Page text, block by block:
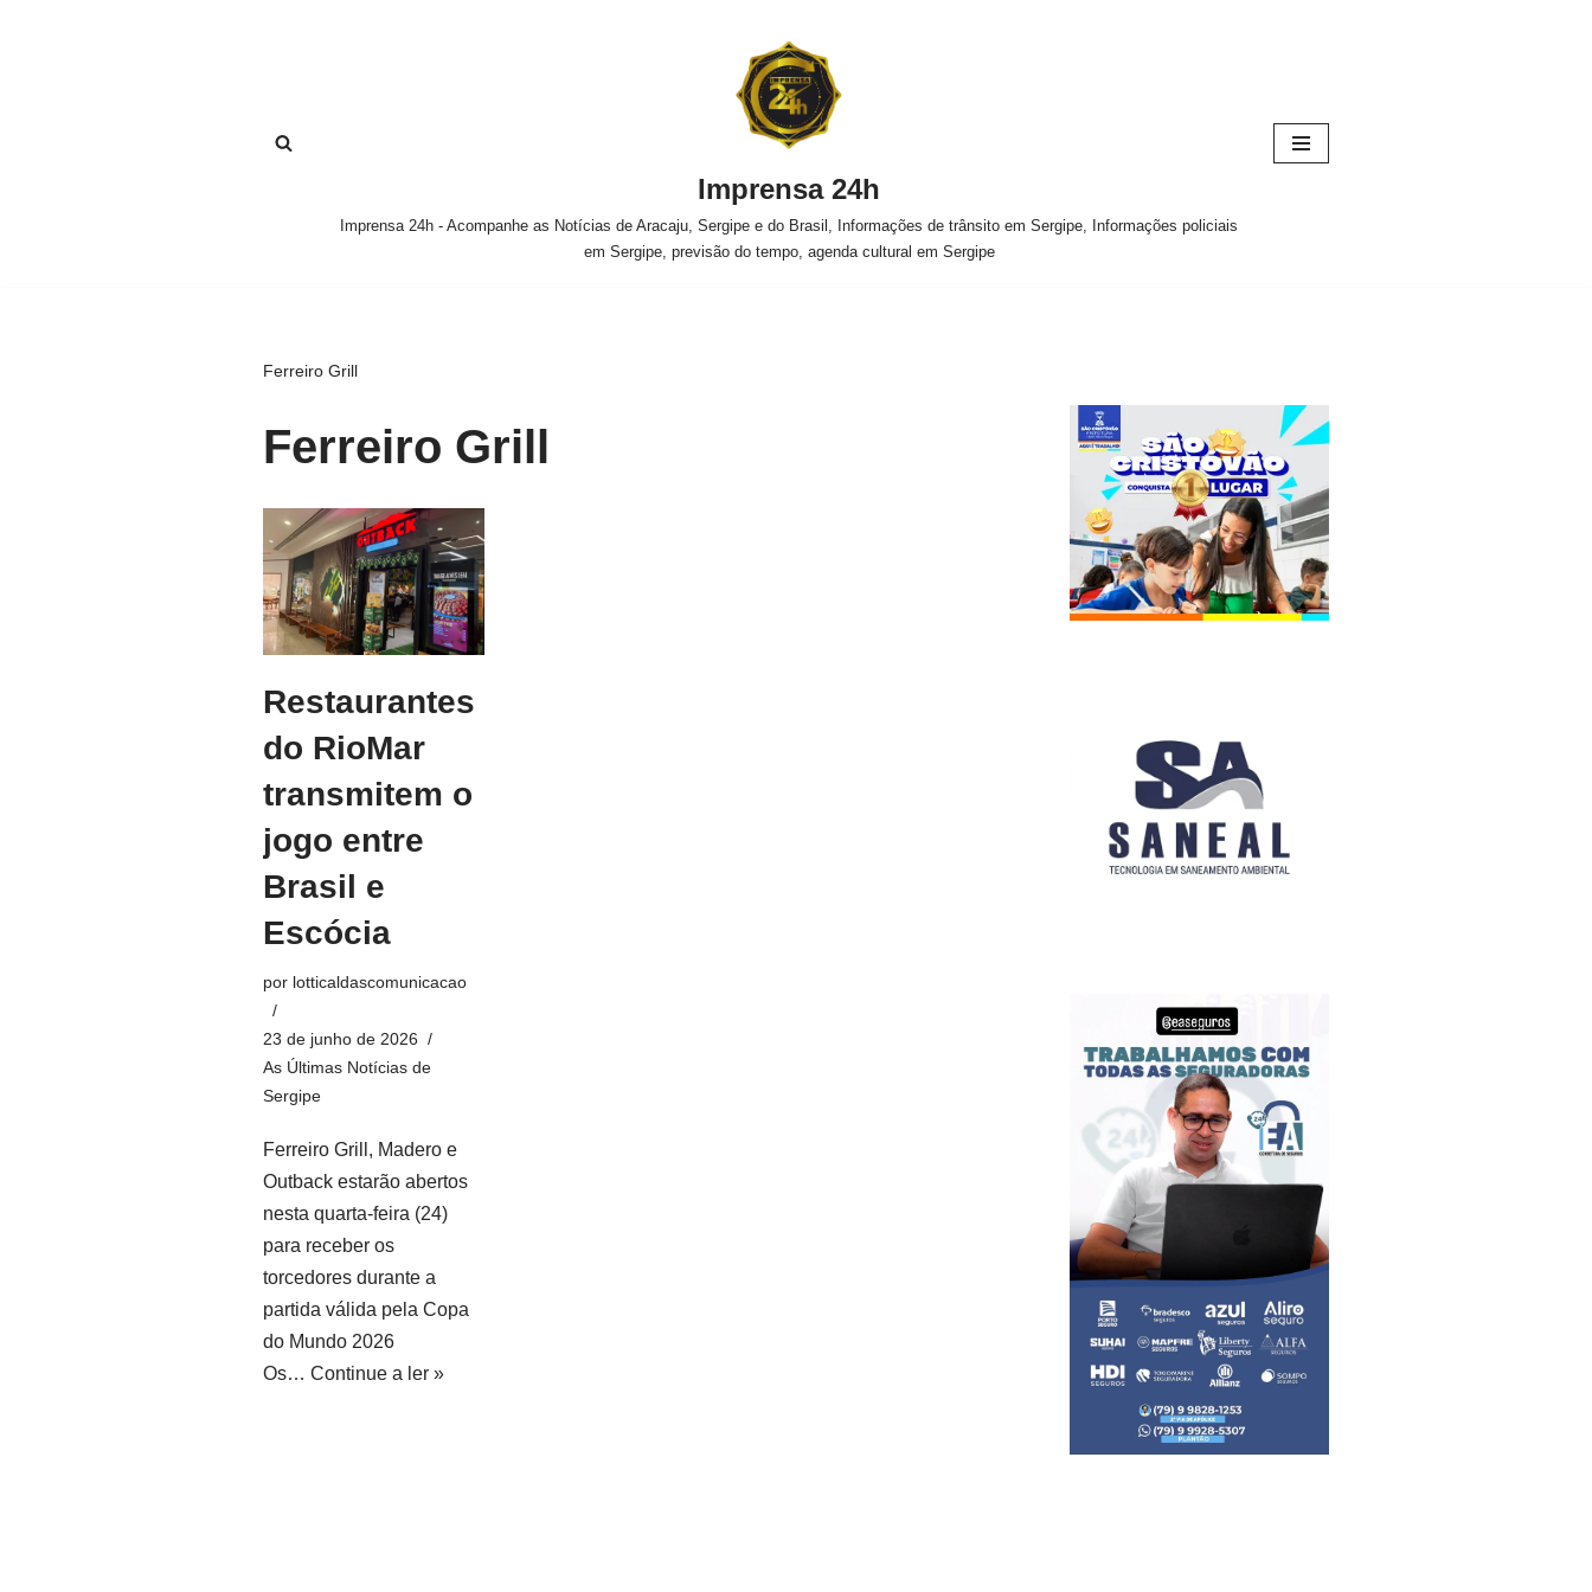
Imprensa 24h
Imprensa 24h - Acompanhe as Notícias de Aracaju, Sergipe e do Brasil, Informações de trânsito em Sergipe, Informações policiais
em Sergipe, previsão do tempo, agenda cultural em Sergipe
Ferreiro Grill
Ferreiro Grill
Restaurantes
do RioMar
transmitem o
jogo entre
Brasil e
Escócia
por lotticaldascomunicacao
23 de junho de 2026
As Últimas Notícias de
Sergipe
Ferreiro Grill, Madero e
Outback estarão abertos
nesta quarta-feira (24)
para receber os
torcedores durante a
partida válida pela Copa
do Mundo 2026
Os… Continue a ler »